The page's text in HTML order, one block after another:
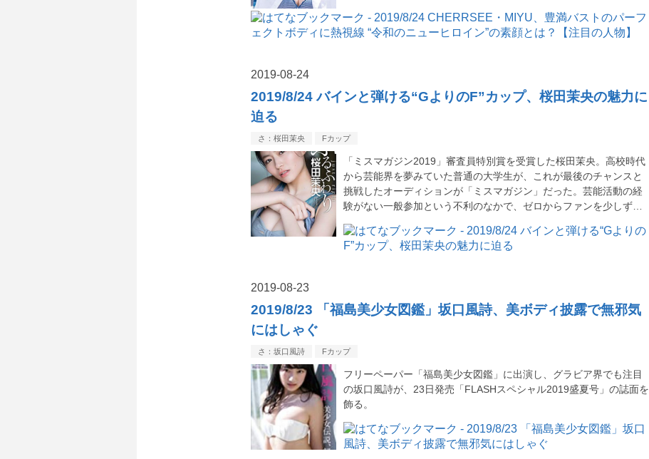
2019-08-24
2019/8/24 バインと弾ける“GよりのF”カップ、桜田茉央の魅力に
迫る
さ：桜田茉央 Fカップ
「ミスマガジン2019」審査員特別賞を受賞した桜田茉央。高校時代
から芸能界を夢みていた普通の大学生が、これが最後のチャンスと
挑戦したオーディションが「ミスマガジン」だった。芸能活動の経
験がない一般参加という不利のなかで、ゼロからファンを少しず…
2019-08-23
2019/8/23 「福島美少女図鑑」坂口風詩、美ボディ披露で無邪気
にはしゃぐ
さ：坂口風詩 Fカップ
フリーペーパー「福島美少女図鑑」に出演し、グラビア界でも注目
の坂口風詩が、23日発売「FLASHスペシャル2019盛夏号」の誌面を
飾る。